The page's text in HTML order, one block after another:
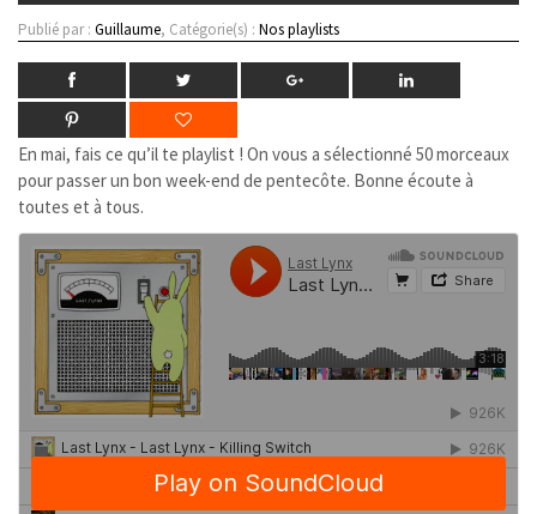
Publié par : Guillaume, Catégorie(s) : Nos playlists
En mai, fais ce qu’il te playlist ! On vous a sélectionné 50 morceaux
pour passer un bon week-end de pentecôte. Bonne écoute à
toutes et à tous.